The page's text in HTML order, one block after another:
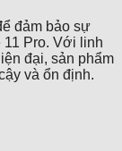
đảm bảo sự
Pro. Với linh
đại, sản phẩm
và ổn định.